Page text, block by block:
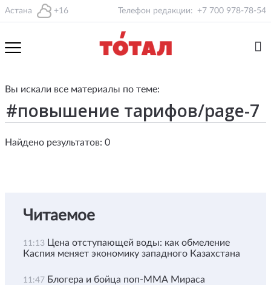
Астана +16 Телефон редакции: +7 700 978-78-54
Вы искали все материалы по теме:
Найдено результатов: 0
Читаемое
11:13 Цена отступающей воды: как обмеление
Каспия меняет экономику западного Казахстана
11:47 Блогера и бойца поп-ММА Мираса